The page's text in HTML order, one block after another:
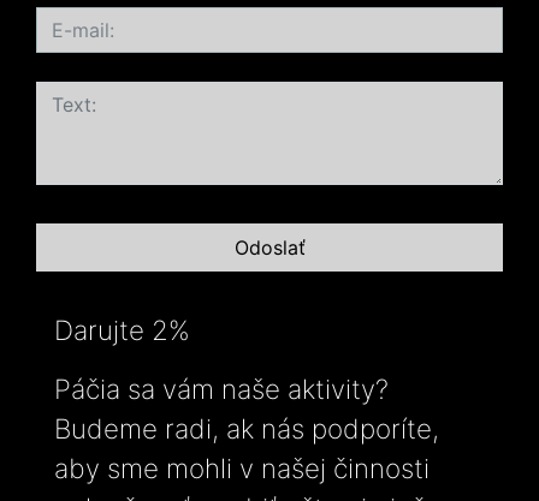
Darujte 2%
Páčia sa vám naše aktivity?
Budeme radi, ak nás podporíte,
aby sme mohli v našej činnosti